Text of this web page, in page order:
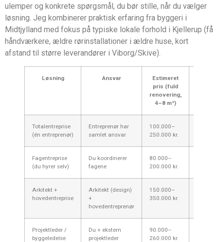
ulemper og konkrete spørgsmål, du bør stille, når du vælger
løsning. Jeg kombinerer praktisk erfaring fra byggeri i
Midtjylland med fokus på typiske lokale forhold i Kjellerup (få
håndværkere, ældre rørinstallationer i ældre huse, kort
afstand til større leverandører i Viborg/Skive).
Løsning Ansvar
Estimeret
pris (fuld
renovering,
4–8 m²)
Totalentreprise
(én entreprenør)
Entreprenør har
samlet ansvar
100.000–
250.000 kr.
Fagentreprise
(du hyrer selv)
Du koordinerer
fagene
80.000–
200.000 kr.
Arkitekt +
hovedentreprise
Arkitekt (design)
+
hovedentreprenør
150.000–
350.000 kr.
Projektleder /
byggeledelse
Du + ekstern
projektleder
90.000–
260.000 kr.